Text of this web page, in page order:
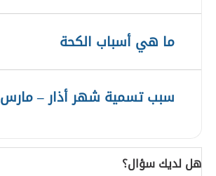
ما هي أسباب الكحة
سبب تسمية شهر أذار – مارس
هل لديك سؤال؟